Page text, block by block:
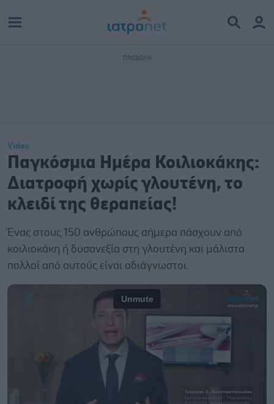
Video
Παγκόσμια Ημέρα Κοιλιοκάκης:
Διατροφή χωρίς γλουτένη, το
κλειδί της θεραπείας!
Ένας στους 150 ανθρώπους σήμερα πάσχουν από
κοιλιοκάκη ή δυσανεξία στη γλουτένη και μάλιστα
πολλοί από αυτούς είναι αδιάγνωστοι.